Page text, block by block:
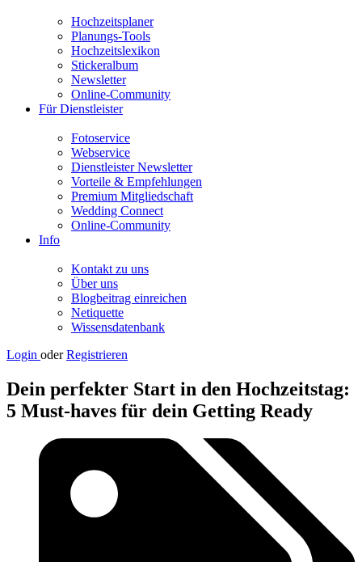
Hochzeitsplaner
Planungs-Tools
Hochzeitslexikon
Stickeralbum
Newsletter
Online-Community
Für Dienstleister
Fotoservice
Webservice
Dienstleister Newsletter
Vorteile & Empfehlungen
Premium Mitgliedschaft
Wedding Connect
Online-Community
Info
Kontakt zu uns
Über uns
Blogbeitrag einreichen
Netiquette
Wissensdatenbank
Login oder Registrieren
Dein perfekter Start in den Hochzeitstag:
5 Must-haves für dein Getting Ready